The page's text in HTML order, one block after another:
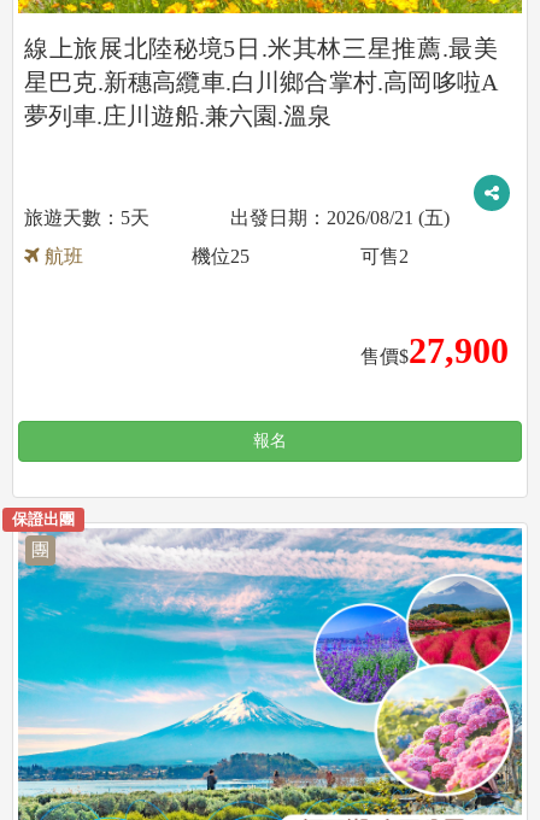
線上旅展北陸秘境5日.米其林三星推薦.最美
星巴克.新穗高纜車.白川鄉合掌村.高岡哆啦A
夢列車.庄川遊船.兼六園.溫泉
5天
2026/08/21 (五)
航班
售價$27,900
機位25 可售2
報名
團
保證出團